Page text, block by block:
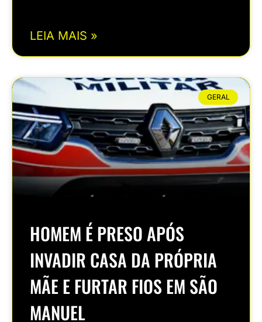
LEIA MAIS »
GERAL
HOMEM É PRESO APÓS
INVADIR CASA DA PRÓPRIA
MÃE E FURTAR FIOS EM SÃO
MANUEL